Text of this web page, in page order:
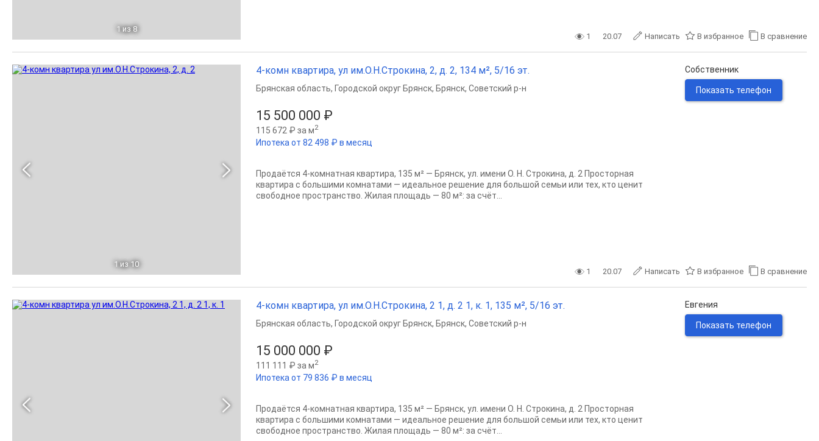
1 из 8
1 20.07 Написать В избранное В сравнение
1 из 10
4-комн квартира, ул им.О.Н.Строкина, 2, д. 2, 134 м², 5/16 эт.
15 500 000 ₽
115 672 ₽ за м2
Ипотека от 82 498 ₽ в месяц
Брянская область, Городской округ Брянск, Брянск, Советский р-н
Продаётся 4-комнатная квартира, 135 м² — Брянск, ул. имени О. Н. Строкина, д. 2 Просторная
квартира с большими комнатами — идеальное решение для большой семьи или тех, кто ценит
свободное пространство. Жилая площадь — 80 м²: за счёт...
Собственник
Показать телефон
1 20.07 Написать В избранное В сравнение
4-комн квартира, ул им.О.Н.Строкина, 2 1, д. 2 1, к. 1, 135 м², 5/16 эт.
15 000 000 ₽
111 111 ₽ за м2
Ипотека от 79 836 ₽ в месяц
Брянская область, Городской округ Брянск, Брянск, Советский р-н
Продаётся 4-комнатная квартира, 135 м² — Брянск, ул. имени О. Н. Строкина, д. 2 Просторная
квартира с большими комнатами — идеальное решение для большой семьи или тех, кто ценит
свободное пространство. Жилая площадь — 80 м²: за счёт...
Евгения
Показать телефон